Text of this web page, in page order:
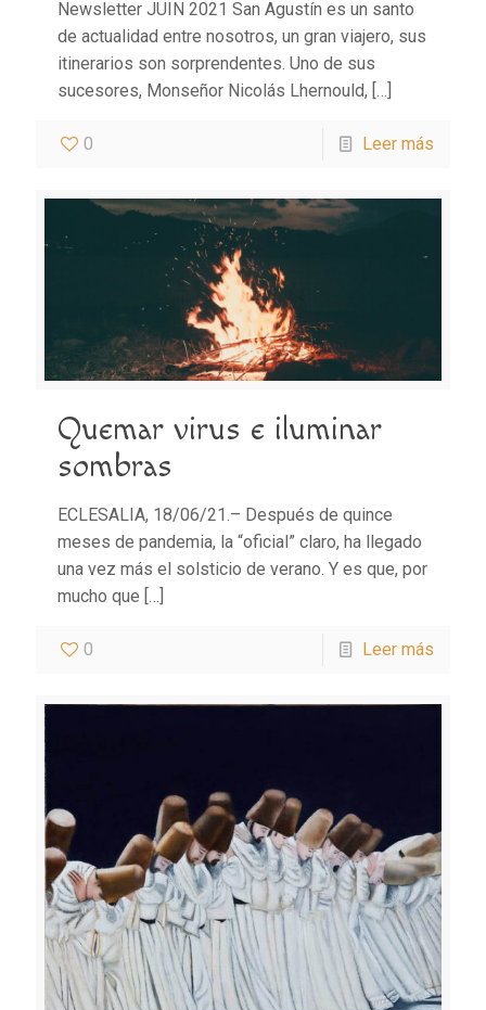
Newsletter JUIN 2021 San Agustín es un santo
de actualidad entre nosotros, un gran viajero, sus
itinerarios son sorprendentes. Uno de sus
sucesores, Monseñor Nicolás Lhernould, […]
0 Leer más
Quemar virus e iluminar
sombras
ECLESALIA, 18/06/21.– Después de quince
meses de pandemia, la “oficial” claro, ha llegado
una vez más el solsticio de verano. Y es que, por
mucho que […]
0 Leer más